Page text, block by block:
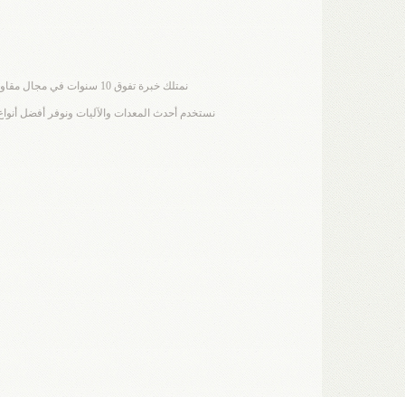
نمتلك خبرة تفوق 10 سنوات في مجال مقاولات الأسفلت، وقمنا بتنفيذ العديد من المشاريع الناجحة في الدمام والمنطقة الشرقية، مما يجعلنا الخيار الأمثل لكل من يبحث عن الجودة والاحترافية.
نستخدم أحدث المعدات والآليات ونوفر أفضل